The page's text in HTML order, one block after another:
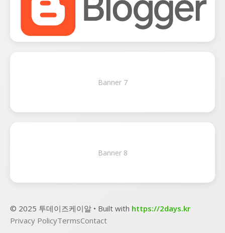
Banner 7
Banner 8
© 2025 투데이즈케이알 • Built with https://2days.kr
Privacy PolicyTermsContact